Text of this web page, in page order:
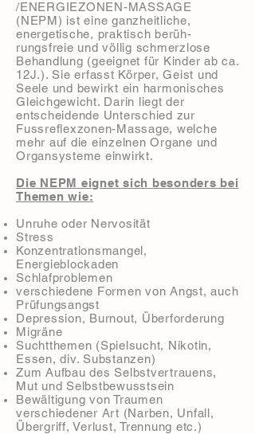
/ENERGIEZONEN-MASSAGE
(NEPM) ist eine ganzheitliche,
energetische, praktisch berüh-
rungsfreie und völlig schmerzlose
Behandlung (geeignet für Kinder ab ca.
12J.). Sie erfasst Körper, Geist und
Seele und bewirkt ein harmonisches
Gleichgewicht. Darin liegt der
entscheidende Unterschied zur
Fussreflexzonen-Massage, welche
mehr auf die einzelnen Organe und
Organsysteme einwirkt.
Die NEPM eignet sich besonders bei
Themen wie:
Unruhe oder Nervosität
Stress
Konzentrationsmangel,
Energieblockaden
Schlafproblemen
verschiedene Formen von Angst, auch
Prüfungsangst
Depression, Burnout, Überforderung
Migräne
Suchtthemen (Spielsucht, Nikotin,
Essen, div. Substanzen)
Zum Aufbau des Selbstvertrauens,
Mut und Selbstbewusstsein
Bewältigung von Traumen
verschiedener Art (Narben, Unfall,
Übergriff, Verlust, Trennung etc.)